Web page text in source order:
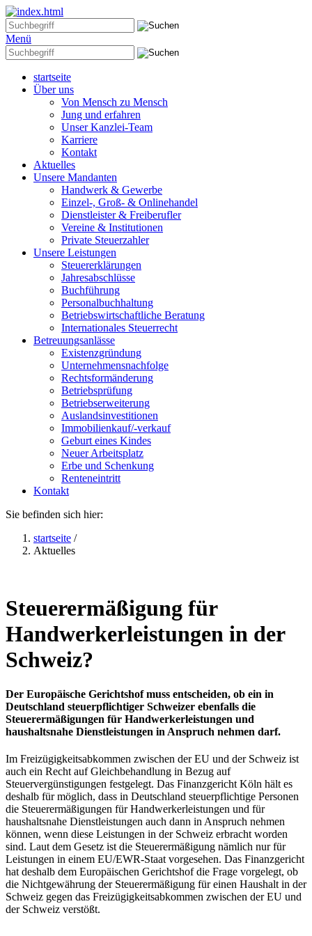
Menü
startseite
Über uns
Von Mensch zu Mensch
Jung und erfahren
Unser Kanzlei-Team
Karriere
Kontakt
Aktuelles
Unsere Mandanten
Handwerk & Gewerbe
Einzel-, Groß- & Onlinehandel
Dienstleister & Freiberufler
Vereine & Institutionen
Private Steuerzahler
Unsere Leistungen
Steuererklärungen
Jahresabschlüsse
Buchführung
Personalbuchhaltung
Betriebswirtschaftliche Beratung
Internationales Steuerrecht
Betreuungsanlässe
Existenzgründung
Unternehmensnachfolge
Rechtsformänderung
Betriebsprüfung
Betriebserweiterung
Auslandsinvestitionen
Immobilienkauf/-verkauf
Geburt eines Kindes
Neuer Arbeitsplatz
Erbe und Schenkung
Renteneintritt
Kontakt
Sie befinden sich hier:
startseite /
Aktuelles
Steuerermäßigung für
Handwerkerleistungen in der
Schweiz?
Der Europäische Gerichtshof muss entscheiden, ob ein in
Deutschland steuerpflichtiger Schweizer ebenfalls die
Steuerermäßigungen für Handwerkerleistungen und
haushaltsnahe Dienstleistungen in Anspruch nehmen darf.
Im Freizügigkeitsabkommen zwischen der EU und der Schweiz ist
auch ein Recht auf Gleichbehandlung in Bezug auf
Steuervergünstigungen festgelegt. Das Finanzgericht Köln hält es
deshalb für möglich, dass in Deutschland steuerpflichtige Personen
die Steuerermäßigungen für Handwerkerleistungen und für
haushaltsnahe Dienstleistungen auch dann in Anspruch nehmen
können, wenn diese Leistungen in der Schweiz erbracht worden
sind. Laut dem Gesetz ist die Steuerermäßigung nämlich nur für
Leistungen in einem EU/EWR-Staat vorgesehen. Das Finanzgericht
hat deshalb dem Europäischen Gerichtshof die Frage vorgelegt, ob
die Nichtgewährung der Steuerermäßigung für einen Haushalt in der
Schweiz gegen das Freizügigkeitsabkommen zwischen der EU und
der Schweiz verstößt.